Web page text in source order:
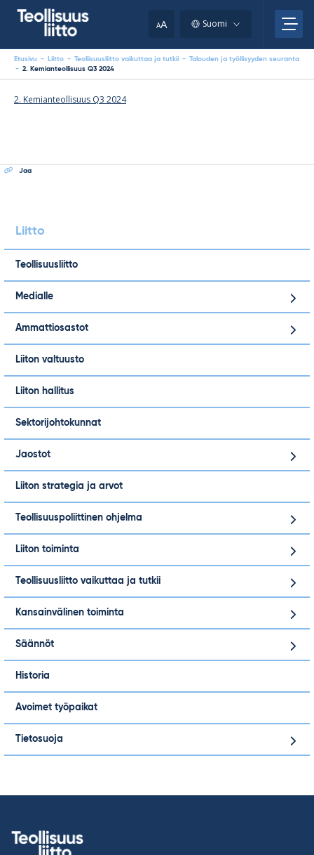
AA Suomi
Etusivu - Liitto - Teollisuusliitto vaikuttaa ja tutkii - Talouden ja työllisyyden seuranta
- 2. Kemianteollisuus Q3 2024
Liitto
Teollisuusliitto
Medialle
Ammattiosastot
Liiton valtuusto
Liiton hallitus
Sektorijohtokunnat
Jaostot
Liiton strategia ja arvot
Teollisuuspoliittinen ohjelma
Liiton toiminta
Teollisuusliitto vaikuttaa ja tutkii
Kansainvälinen toiminta
Säännöt
Historia
Avoimet työpaikat
Tietosuoja
2. Kemianteollisuus Q3 2024
Jaa
clipboard.)